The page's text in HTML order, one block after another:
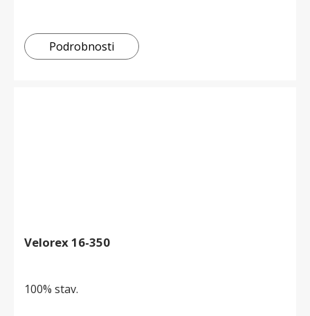
Podrobnosti
Velorex 16-350
100% stav.